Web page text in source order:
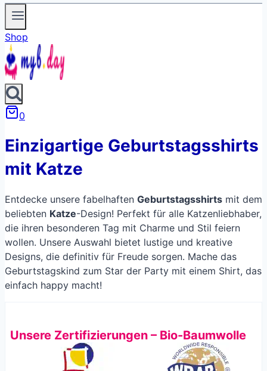
Shop
0
Einzigartige Geburtstagsshirts
mit Katze
Entdecke unsere fabelhaften Geburtstagsshirts mit dem
beliebten Katze-Design! Perfekt für alle Katzenliebhaber,
die ihren besonderen Tag mit Charme und Stil feiern
wollen. Unsere Auswahl bietet lustige und kreative
Designs, die definitiv für Freude sorgen. Mache das
Geburtstagskind zum Star der Party mit einem Shirt, das
einfach happy macht!
Unsere Zertifizierungen – Bio-Baumwolle